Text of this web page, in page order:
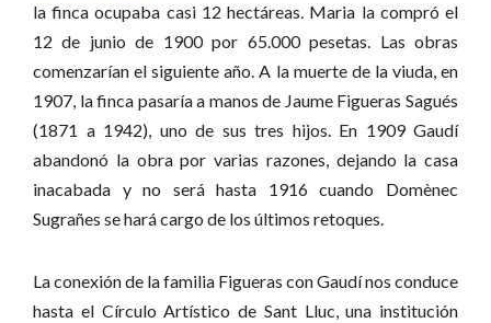
la finca ocupaba casi 12 hectáreas. Maria la compró el
12 de junio de 1900 por 65.000 pesetas. Las obras
comenzarían el siguiente año. A la muerte de la viuda, en
1907, la finca pasaría a manos de Jaume Figueras Sagués
(1871 a 1942), uno de sus tres hijos. En 1909 Gaudí
abandonó la obra por varias razones, dejando la casa
inacabada y no será hasta 1916 cuando Domènec
Sugrañes se hará cargo de los últimos retoques.
La conexión de la familia Figueras con Gaudí nos conduce
hasta el Círculo Artístico de Sant Lluc, una institución